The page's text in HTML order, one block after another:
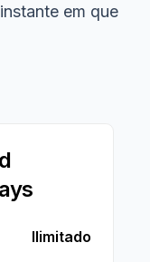
em que
Ilimitado